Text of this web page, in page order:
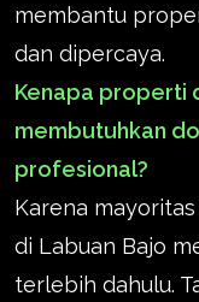
membantu
dan dipercaya.
Kenapa properti
membutuhkan
profesional?
Karena
di Labuan Bajo
terlebih dahulu.